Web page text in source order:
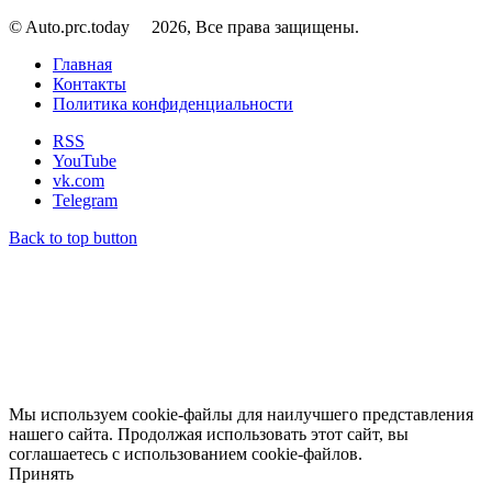
© Auto.prc.today
2026, Все права защищены.
Главная
Контакты
Политика конфиденциальности
RSS
YouTube
vk.com
Telegram
Back to top button
Мы используем cookie-файлы для наилучшего представления
нашего сайта. Продолжая использовать этот сайт, вы
соглашаетесь с использованием cookie-файлов.
Принять